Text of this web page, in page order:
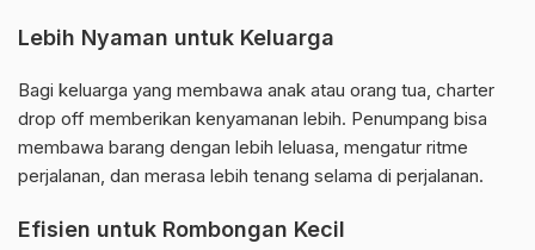
Lebih Nyaman untuk Keluarga
Bagi keluarga yang membawa anak atau orang tua, charter
drop off memberikan kenyamanan lebih. Penumpang bisa
membawa barang dengan lebih leluasa, mengatur ritme
perjalanan, dan merasa lebih tenang selama di perjalanan.
Efisien untuk Rombongan Kecil